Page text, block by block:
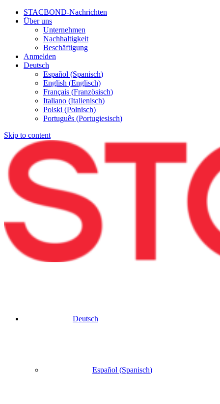
STACBOND-Nachrichten
Über uns
Unternehmen
Nachhaltigkeit
Beschäftigung
Anmelden
Deutsch
Español (Spanisch)
English (Englisch)
Français (Französisch)
Italiano (Italienisch)
Polski (Polnisch)
Português (Portugiesisch)
Skip to content
Deutsch
Español (Spanisch)